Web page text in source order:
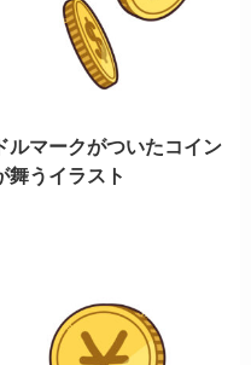
ルマークがついたコイン
舞うイラスト